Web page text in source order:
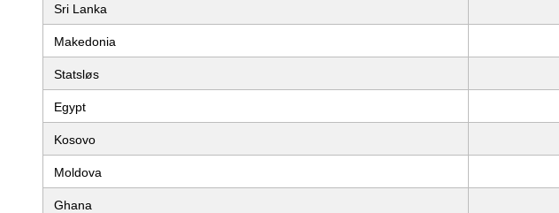
Sri Lanka
Makedonia
Statsløs
Egypt
Kosovo
Moldova
Ghana